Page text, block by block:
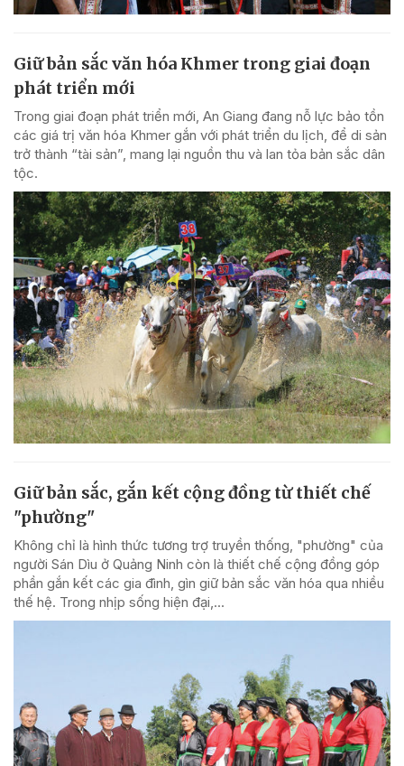
Giữ bản sắc văn hóa Khmer trong giai đoạn
phát triển mới
Trong giai đoạn phát triển mới, An Giang đang nỗ lực bảo tồn
các giá trị văn hóa Khmer gắn với phát triển du lịch, để di sản
trở thành “tài sản”, mang lại nguồn thu và lan tỏa bản sắc dân
tộc.
Giữ bản sắc, gắn kết cộng đồng từ thiết chế
"phường"
Không chỉ là hình thức tương trợ truyền thống, "phường" của
người Sán Dìu ở Quảng Ninh còn là thiết chế cộng đồng góp
phần gắn kết các gia đình, gìn giữ bản sắc văn hóa qua nhiều
thế hệ. Trong nhịp sống hiện đại,...